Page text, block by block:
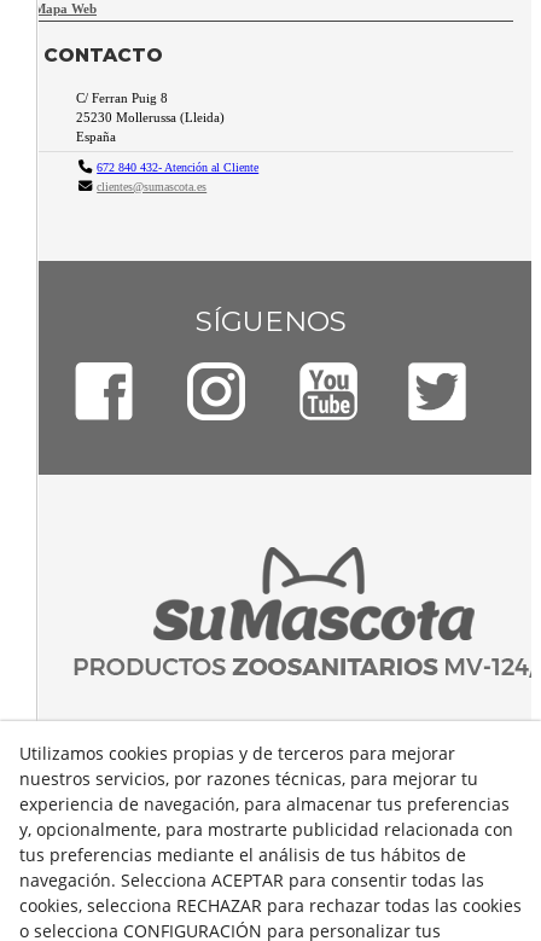
Mapa Web
CONTACTO
C/ Ferran Puig 8
25230 Mollerussa (Lleida)
España
672 840 432- Atención al Cliente
clientes@sumascota.es
SÍGUENOS
Utilizamos cookies propias y de terceros para mejorar
nuestros servicios, por razones técnicas, para mejorar tu
experiencia de navegación, para almacenar tus preferencias
y, opcionalmente, para mostrarte publicidad relacionada con
tus preferencias mediante el análisis de tus hábitos de
navegación. Selecciona ACEPTAR para consentir todas las
cookies, selecciona RECHAZAR para rechazar todas las cookies
o selecciona CONFIGURACIÓN para personalizar tus